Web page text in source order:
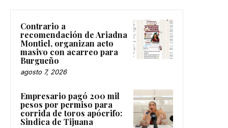
Contrario a
recomendación de Ariadna
Montiel, organizan acto
masivo con acarreo para
Burgueño
agosto 7, 2026
Empresario pagó 200 mil
pesos por permiso para
corrida de toros apócrifo:
Sindica de Tijuana